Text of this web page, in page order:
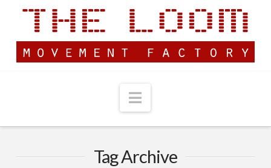
Navigation
Tag Archive